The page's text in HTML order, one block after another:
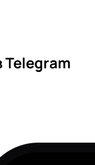
Telegram